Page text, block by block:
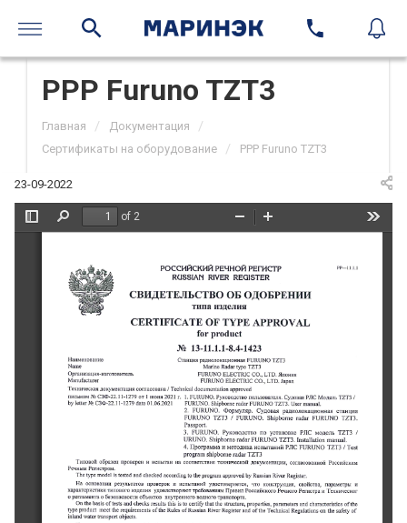
РРР Furuno TZT3
Главная / Документация /
Сертификаты на оборудование / РРР Furuno TZT3
23-09-2022
Find
of 2
Zoom